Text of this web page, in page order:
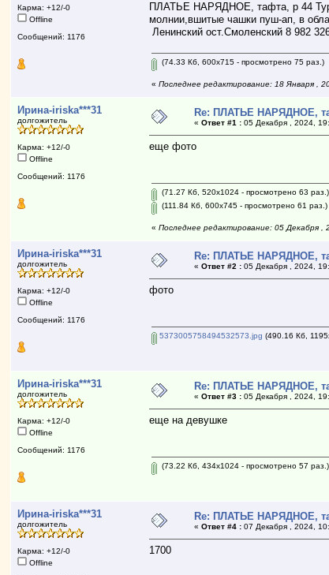
Карма: +12/-0
Offline
Сообщений: 1176
ПЛАТЬЕ НАРЯДНОЕ, тафта, р 44
молнии,вшитые чашки пуш-ап, в
Ленинский ост.Смоленский 8
(74.33 Кб, 600x715 - просмотрено 75 раз.)
«Последнее редактирование: 18 Января ,
Ирина-iriska***31
долгожитель
Карма: +12/-0
Offline
Сообщений: 1176
Re: ПЛАТЬЕ НАРЯДНОЕ,
«Ответ #1 : 05 Декабря , 2024,
еще фото
(71.27 Кб, 520x1024 - просмотрено 63 раз.)
(111.84 Кб, 600x745 - просмотрено 61 раз.)
«Последнее редактирование: 05 Декабря ,
Ирина-iriska***31
долгожитель
Карма: +12/-0
Offline
Сообщений: 1176
Re: ПЛАТЬЕ НАРЯДНОЕ,
«Ответ #2 : 05 Декабря , 2024,
фото
5373005758494532573.jpg (490.16 Кб,
Ирина-iriska***31
долгожитель
Карма: +12/-0
Offline
Сообщений: 1176
Re: ПЛАТЬЕ НАРЯДНОЕ,
«Ответ #3 : 05 Декабря , 2024,
еще на девушке
(73.22 Кб, 434x1024 - просмотрено 57 раз.)
Ирина-iriska***31
долгожитель
Карма: +12/-0
Offline
Re: ПЛАТЬЕ НАРЯДНОЕ,
«Ответ #4 : 07 Декабря , 2024,
1700